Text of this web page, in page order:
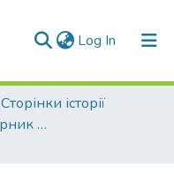
Log In (current)
Сторінки історії
Сторінки історії: збірник наукових праць, Вип. 27